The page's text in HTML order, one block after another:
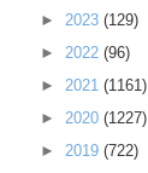
► 2023 (129)
► 2022 (96)
► 2021 (1161)
► 2020 (1227)
► 2019 (722)